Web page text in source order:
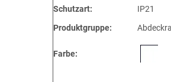
Schutzart:
IP21
Produktgruppe:
Farbe: